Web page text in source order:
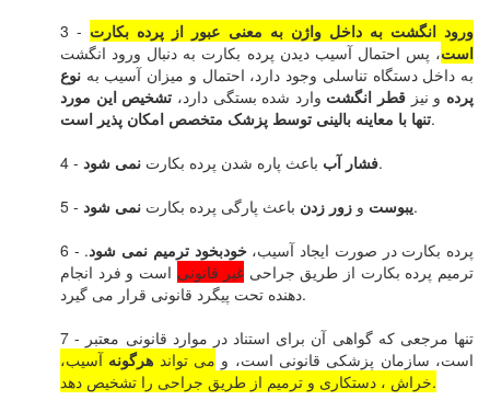
3 - ورود انگشت به داخل واژن به معنی عبور از پرده بکارت
است، پس احتمال آسیب دیدن پرده بکارت به دنبال ورود انگشت
به داخل دستگاه تناسلی وجود دارد، احتمال و میزان آسیب به نوع
پرده و نیز قطر انگشت وارد شده بستگی دارد، تشخیص این مورد
تنها با معاینه بالینی توسط پزشک متخصص امکان پذیر است.
4 -
فشار آب باعث پاره شدن پرده بکارت نمی شود
.
5 -
یبوست و زور زدن باعث پارگی پرده بکارت نمی شود
.
6 - پرده بکارت در صورت ایجاد آسیب،خودبخود ترمیم نمی شود.
ترمیم پرده بکارت از طریق جراحی غیر قانونی است و فرد انجام
دهنده تحت پیگرد قانونی قرار می گیرد.
7 - تنها مرجعی که گواهی آن برای استناد در موارد قانونی معتبر
است، سازمان پزشکی قانونی است، و می تواند هرگونه آسیب،
خراش ، دستکاری و ترمیم از طریق جراحی را تشخیص دهد.